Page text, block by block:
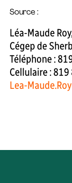
Source :
Léa-Maude
Cégep de
Téléphone :
Cellulaire :
Lea-